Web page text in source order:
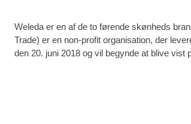
Weleda er en af ​​de to førende skønheds
Trade) er en non-profit organisation, der
den 20. juni 2018 og vil begynde at blive vist